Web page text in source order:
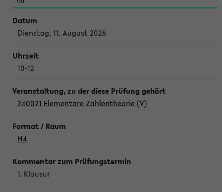
Dienstag, 11. August 2026
10-12
240021 Elementare Zahlentheorie (V)
H4
1. Klausur